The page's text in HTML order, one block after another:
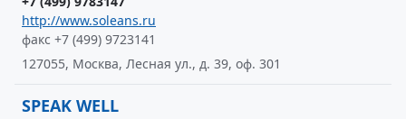
http://www.soleans.ru
факс +7 (499) 9723141
127055, Москва, Лесная ул., д. 39, оф. 301
SPEAK WELL